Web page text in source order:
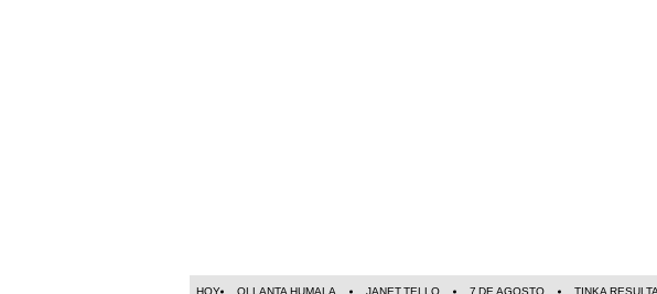
HOY OLLANTA HUMALA JANET TELLO 7 DE AGOSTO TINKA